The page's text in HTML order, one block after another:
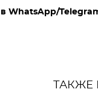
WhatsApp/